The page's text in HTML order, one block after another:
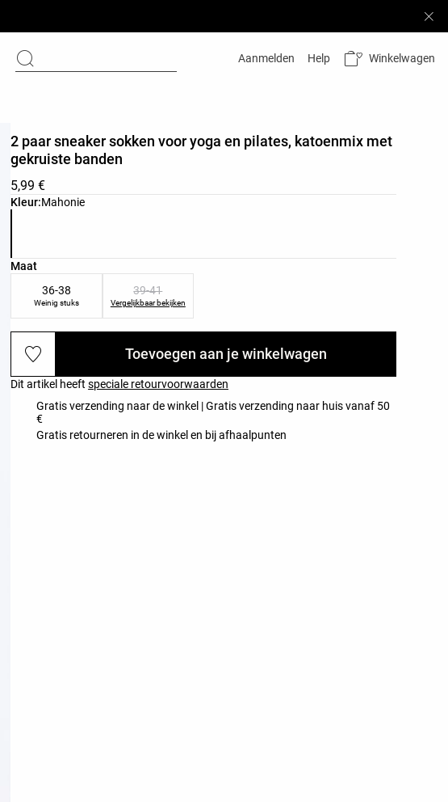
Aanmelden Help Winkelwagen
Kleur:Mahonie
Lijst met productkleuren
2 paar sneaker sokken voor yoga en pilates, katoenmix met
gekruiste banden
5,99 €
Maat
Lijst met productmaten
36-38
Weinig stuks
39-41
Vergelijkbaar bekijken
Toevoegen aan je winkelwagen
Dit artikel heeftspeciale retourvoorwaarden
Gratis verzending naar de winkel | Gratis verzending naar huis vanaf 50
€
Gratis retourneren in de winkel en bij afhaalpunten